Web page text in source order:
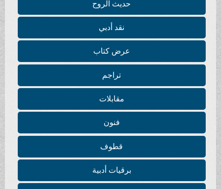
حديث الروح
نقد أدبي
عرض كتاب
تراجم
مقابلات
فنون
قطوف
برقيات أدبية